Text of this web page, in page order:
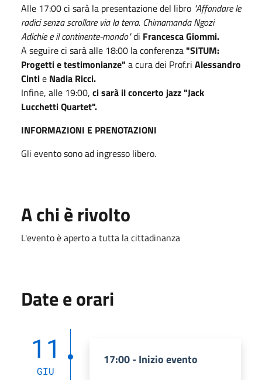
Alle 17:00 ci sarà la presentazione del libro "Affondare le
radici senza scrollare via la terra. Chimamanda Ngozi
Adichie e il continente-mondo"di Francesca Giommi.
A seguire ci sarà alle 18:00 la conferenza"SITUM:
Progetti e testimonianze" a cura dei Prof.ri Alessandro
Cintie Nadia Ricci.
Infine, alle 19:00, ci sarà il concerto jazz "Jack
Lucchetti Quartet".
INFORMAZIONI E PRENOTAZIONI
Gli evento sono ad ingresso libero.
A chi è rivolto
L'evento è aperto a tutta la cittadinanza
Date e orari
11
GIU
17:00 - Inizio evento